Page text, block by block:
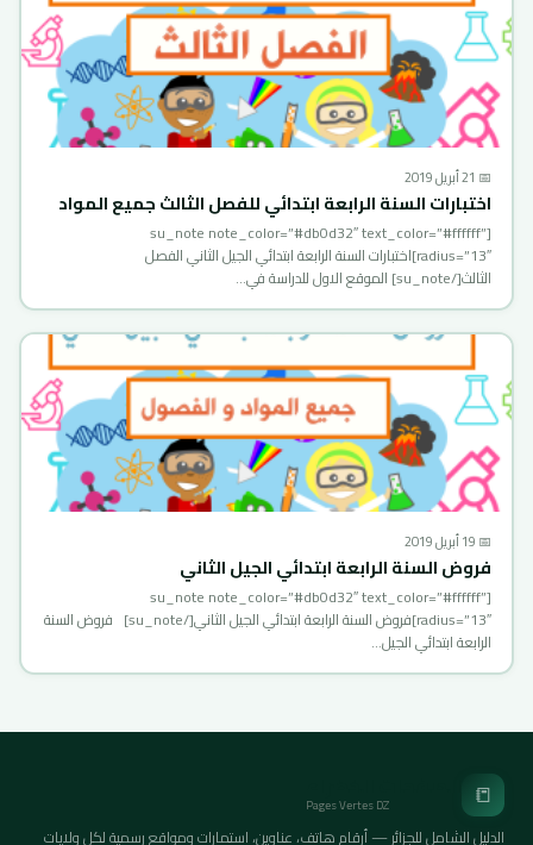
📅 21 أبريل 2019
اختبارات السنة الرابعة ابتدائي للفصل الثالث جميع المواد
[su_note note_color=”#db0d32″ text_color=”#ffffff”
radius=”13″]اختبارات السنة الرابعة ابتدائي الجيل الثاني الفصل
الثالث[/su_note] الموقع الاول للدراسة في…
📅 19 أبريل 2019
فروض السنة الرابعة ابتدائي الجيل الثاني
[su_note note_color=”#db0d32″ text_color=”#ffffff”
radius=”13″]فروض السنة الرابعة ابتدائي الجيل الثاني[/su_note] فروض السنة
الرابعة ابتدائي الجيل…
📒
Pages Vertes DZ
الدليل الشامل للجزائر — أرقام هاتف، عناوين، استمارات ومواقع رسمية لكل ولايات